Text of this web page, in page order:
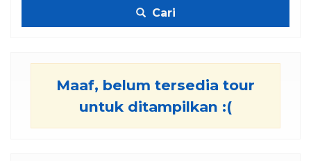
Cari
Maaf, belum tersedia tour
untuk ditampilkan :(